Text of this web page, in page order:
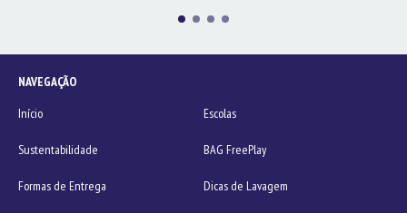
NAVEGAÇÃO
Início
Escolas
Sustentabilidade BAG FreePlay
Formas de Entrega Dicas de Lavagem